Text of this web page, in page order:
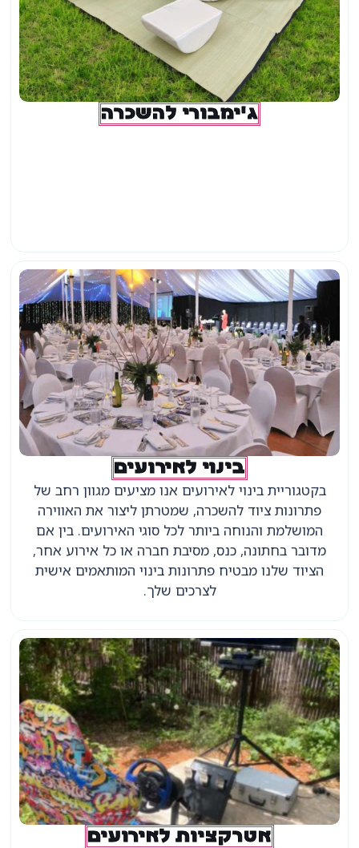
ג'ימבורי להשכרה
בינוי לאירועים
בקטגוריית בינוי לאירועים אנו מציעים מגוון רחב של
פתרונות ציוד להשכרה, שמטרתן ליצור את האווירה
המושלמת והנוחה ביותר לכל סוגי האירועים. בין אם
מדובר בחתונה, כנס, מסיבת חברה או כל אירוע אחר,
הציוד שלנו מבטיח פתרונות בינוי המותאמים אישית
לצרכים שלך.
אטרקציות לאירועים